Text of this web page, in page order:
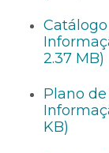
2.37 MB)
Plano
KB)